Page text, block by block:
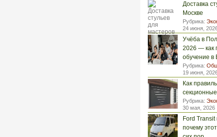
Доставка
Москве
Рубрика:
24 июня,
Учёба в
2026 — как
обучение в
Рубрика:
19 июня,
Как
Рубрика:
30 мая, 2026
Ford Transit
почему